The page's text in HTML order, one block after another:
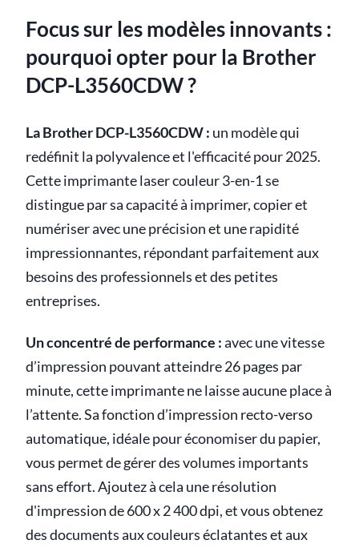
Focus sur les modèles innovants :
pourquoi opter pour la Brother
DCP-L3560CDW ?
La Brother DCP-L3560CDW : un modèle qui
redéfinit la polyvalence et l'efficacité pour 2025.
Cette imprimante laser couleur 3-en-1 se
distingue par sa capacité à imprimer, copier et
numériser avec une précision et une rapidité
impressionnantes, répondant parfaitement aux
besoins des professionnels et des petites
entreprises.
Un concentré de performance :avec une vitesse
d’impression pouvant atteindre 26 pages par
minute, cette imprimante ne laisse aucune place à
l’attente. Sa fonction d’impression recto-verso
automatique, idéale pour économiser du papier,
vous permet de gérer des volumes importants
sans effort. Ajoutez à cela une résolution
d'impression de 600 x 2 400 dpi, et vous obtenez
des documents aux couleurs éclatantes et aux